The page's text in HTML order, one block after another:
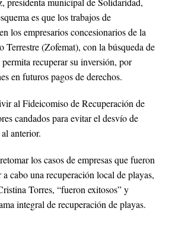
es que los trabajos de
los empresarios concesionarios de la
Terrestre (Zofemat), con la búsqueda de
recuperar su inversión, por
en futuros pagos de derechos.
al Fideicomiso de Recuperación de
candados para evitar el desvío de
anterior.
los casos de empresas que fueron
cabo una recuperación local de playas,
Torres, “fueron exitosos” y
integral de recuperación de playas.